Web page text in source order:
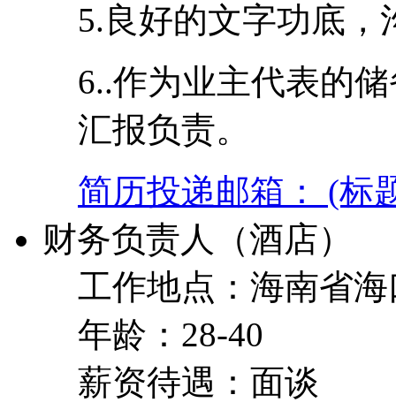
5.良好的文字功底
6..作为业主代表的
汇报负责。
简历投递邮箱： (标
财务负责人（酒店）
工作地点：海南省
年龄：28-40
薪资待遇：面谈